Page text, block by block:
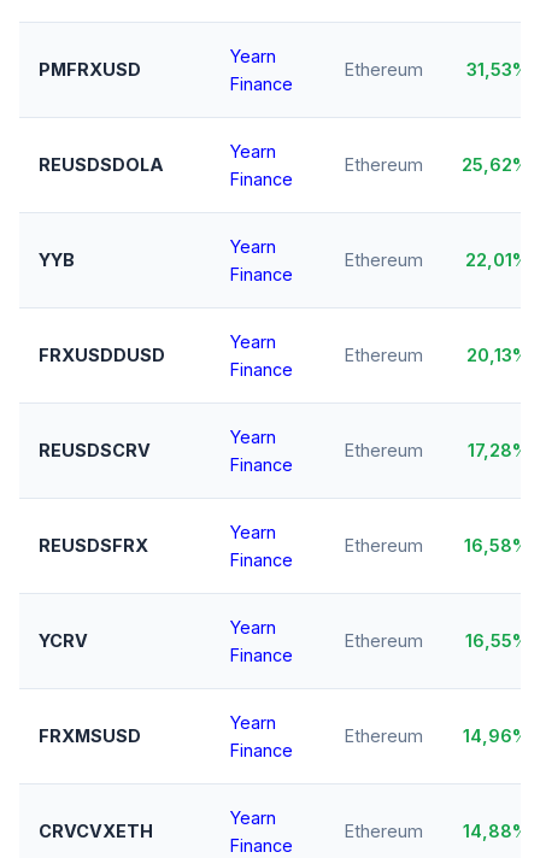
PMFRXUSD
Yearn
Finance
Ethereum 31,53%
REUSDSDOLA
Yearn
Finance
Ethereum 25,62%
YYB
Yearn
Finance
Ethereum 22,01%
FRXUSDDUSD
Yearn
Finance
Ethereum 20,13%
REUSDSCRV
Yearn
Finance
Ethereum 17,28%
REUSDSFRX
Yearn
Finance
Ethereum 16,58%
YCRV
Yearn
Finance
Ethereum 16,55%
FRXMSUSD
Yearn
Finance
Ethereum 14,96%
CRVCVXETH
Yearn
Finance
Ethereum 14,88%